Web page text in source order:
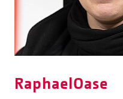
RaphaelOase